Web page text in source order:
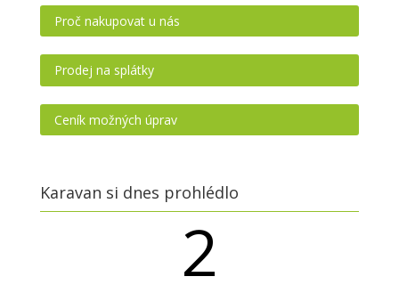
Proč nakupovat u nás
Prodej na splátky
Ceník možných úprav
Karavan si dnes prohlédlo
2